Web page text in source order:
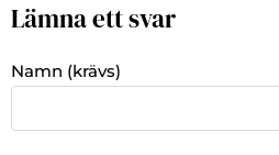
Lämna ett svar
Namn (krävs)